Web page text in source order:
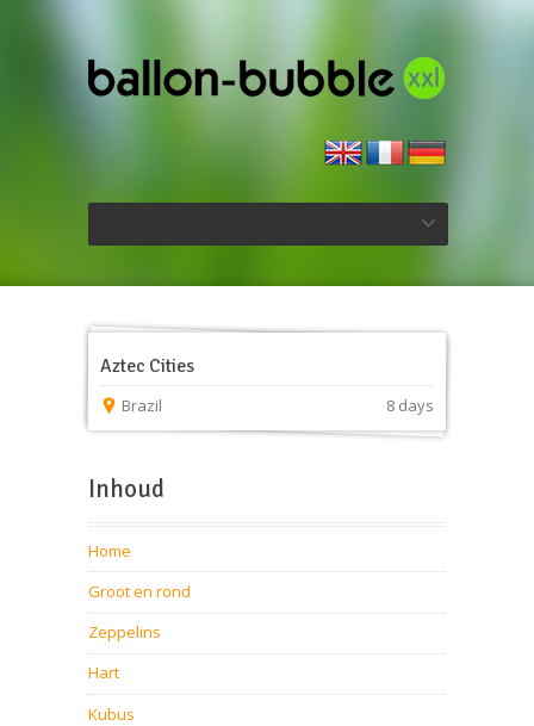
Aztec Cities
Brazil 8 days
Inhoud
Home
Groot en rond
Zeppelins
Hart
Kubus